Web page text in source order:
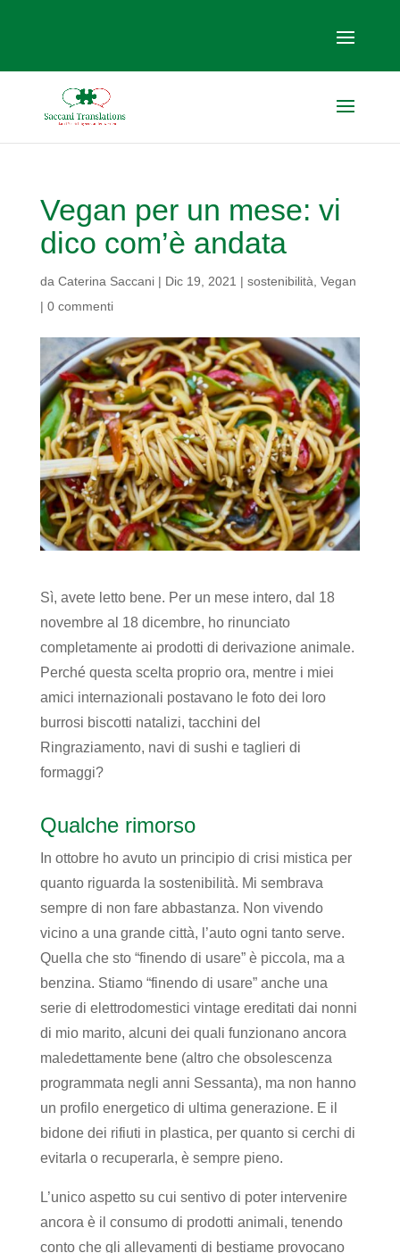
Vegan per un mese: vi
dico com’è andata
da Caterina Saccani| Dic 19, 2021 | sostenibilità Vegan
| 0 commenti
Sì, avete letto bene. Per un mese intero, dal 18
novembre al 18 dicembre, ho rinunciato
completamente ai prodotti di derivazione animale.
Perché questa scelta proprio ora, mentre i miei
amici internazionali postavano le foto dei loro
burrosi biscotti natalizi, tacchini del
Ringraziamento, navi di sushi e taglieri di
formaggi?
Qualche rimorso
In ottobre ho avuto un principio di crisi mistica per
quanto riguarda la sostenibilità. Mi sembrava
sempre di non fare abbastanza. Non vivendo
vicino a una grande città, l’auto ogni tanto serve.
Quella che sto “finendo di usare” è piccola, ma a
benzina. Stiamo “finendo di usare” anche una
serie di elettrodomestici vintage ereditati dai nonni
di mio marito, alcuni dei quali funzionano ancora
maledettamente bene (altro che obsolescenza
programmata negli anni Sessanta), ma non hanno
un profilo energetico di ultima generazione. E il
bidone dei rifiuti in plastica, per quanto si cerchi di
evitarla o recuperarla, è sempre pieno.
L’unico aspetto su cui sentivo di poter intervenire
ancora è il consumo di prodotti animali, tenendo
conto che gli allevamenti di bestiame provocano